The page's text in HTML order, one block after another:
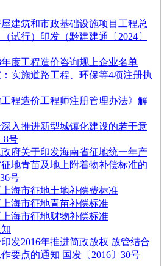
屋建筑和市政基础设施项目工程总
试行）印发（黔建建通〔2024〕
年度工程造价咨询规上企业名单
实施道路工程、环保等4项注册执
工程造价工程师注册管理办法》解
入推进新型城镇化建设的若干意
8号
府关于印发海南省征地统一年产
地青苗及地上附着物补偿标准的
号
海市征地土地补偿费标准
上海市征地青苗补偿标准
上海市征地财物补偿标准
发2016年推进简政放权 放管结合
要点的通知 国发〔2016〕30号